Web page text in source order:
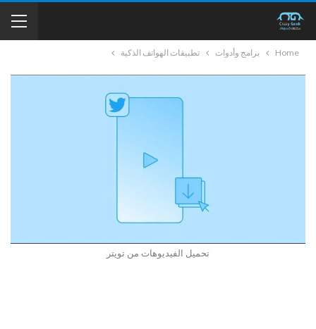
Home برامج وأدوات تطبيقات الهواتف الذكية
تحميل الفيديوهات من تويتر